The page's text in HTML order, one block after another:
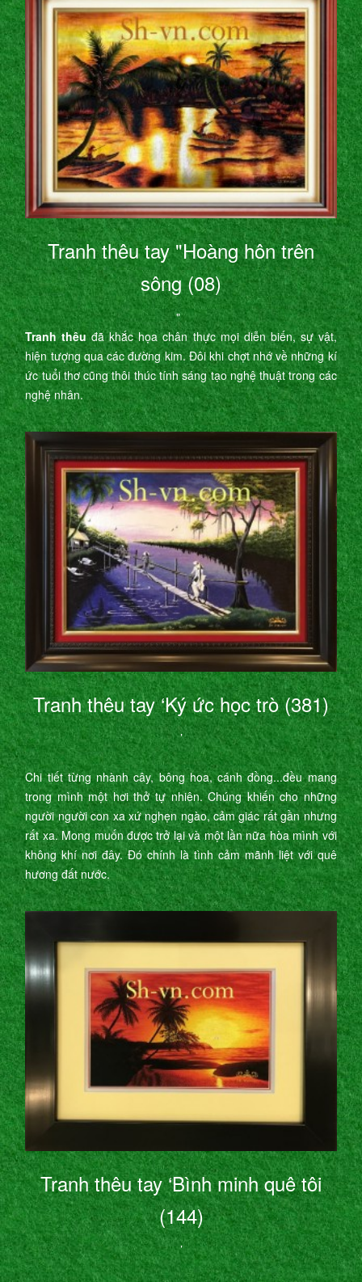
Tranh thêu tay "Hoàng hôn trên
sông (08)
"
Tranh thêuđã khắc họa chân thực mọi diễn biến, sự vật,
hiện tượng qua các đường kim. Đôi khi chợt nhớ về những kí
ức tuổi thơ cũng thôi thúc tính sáng tạo nghệ thuật trong các
nghệ nhân.
Tranh thêu tay ‘Ký ức học trò (381)
’
Chi tiết từng nhành cây, bông hoa, cánh đồng...đều mang
trong mình một hơi thở tự nhiên. Chúng khiến cho những
người người con xa xứ nghẹn ngào, cảm giác rất gần nhưng
rất xa. Mong muốn được trở lại và một lần nữa hòa mình với
không khí nơi đây. Đó chính là tình cảm mãnh liệt với quê
hương đất nước.
Tranh thêu tay ‘Bình minh quê tôi
(144)
’